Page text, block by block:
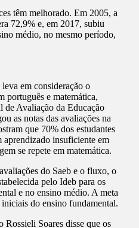
têm melhorado. Em 2005, a
72,9% e, em 2017, subiu
médio, no mesmo período,
em consideração o
português e matemática,
de Avaliação da Educação
as notas das avaliações na
que 70% dos estudantes
insuficiente em
se repete em matemática.
do Saeb e o fluxo, o
pelo Ideb para os
e no ensino médio. A meta
do ensino fundamental.
Rossieli Soares disse que os